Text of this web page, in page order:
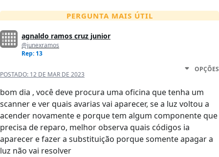
PERGUNTA MAIS ÚTIL
agnaldo ramos cruz junior
@junexramos
Rep: 13
POSTADO: 12 DE MAR DE 2023
OPÇÕES
bom dia , você deve procura uma oficina que tenha um
scanner e ver quais avarias vai aparecer, se a luz voltou a
acender novamente e porque tem algum componente que
precisa de reparo, melhor observa quais códigos ia
aparecer e fazer a substituição porque somente apagar a
luz não vai resolver